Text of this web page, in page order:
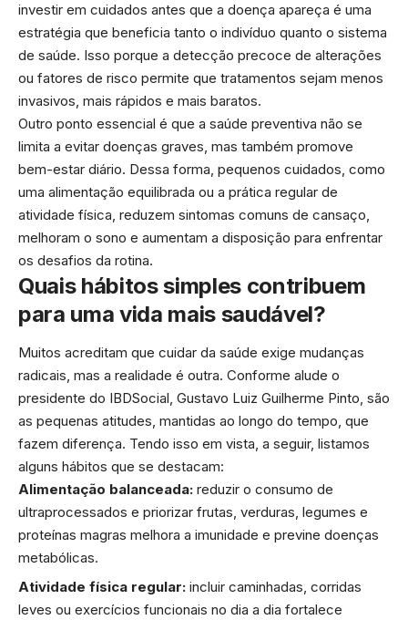
investir em cuidados antes que a doença apareça é uma
estratégia que beneficia tanto o indivíduo quanto o sistema
de saúde. Isso porque a detecção precoce de alterações
ou fatores de risco permite que tratamentos sejam menos
invasivos, mais rápidos e mais baratos.
Outro ponto essencial é que a saúde preventiva não se
limita a evitar doenças graves, mas também promove
bem-estar diário. Dessa forma, pequenos cuidados, como
uma alimentação equilibrada ou a prática regular de
atividade física, reduzem sintomas comuns de cansaço,
melhoram o sono e aumentam a disposição para enfrentar
os desafios da rotina.
Quais hábitos simples contribuem
para uma vida mais saudável?
Muitos acreditam que cuidar da saúde exige mudanças
radicais, mas a realidade é outra. Conforme alude o
presidente do IBDSocial, Gustavo Luiz Guilherme Pinto, são
as pequenas atitudes, mantidas ao longo do tempo, que
fazem diferença. Tendo isso em vista, a seguir, listamos
alguns hábitos que se destacam:
Alimentação balanceada: reduzir o consumo de
ultraprocessados e priorizar frutas, verduras, legumes e
proteínas magras melhora a imunidade e previne doenças
metabólicas.
Atividade física regular: incluir caminhadas, corridas
leves ou exercícios funcionais no dia a dia fortalece